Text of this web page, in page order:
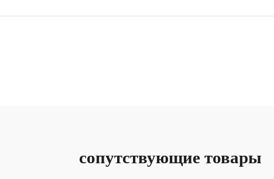
сопутствующие товары